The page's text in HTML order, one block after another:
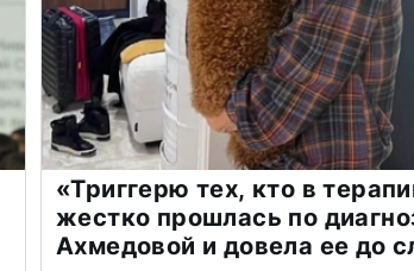
«Триггерю тех, кто в
жестко прошлась по
Ахмедовой и довела ее до